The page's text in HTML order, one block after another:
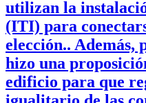
utilizan la
(ITI) para
elección.. Además,
hizo una
edificio para que